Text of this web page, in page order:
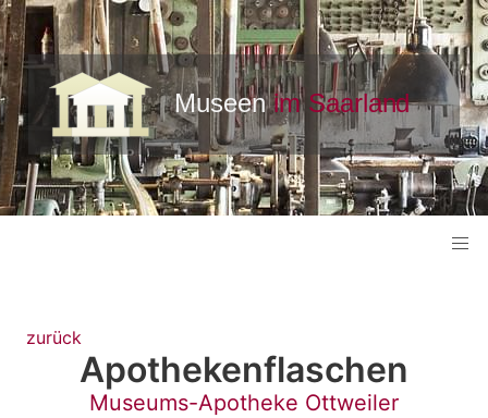
zurück
Apothekenflaschen
Museums-Apotheke Ottweiler